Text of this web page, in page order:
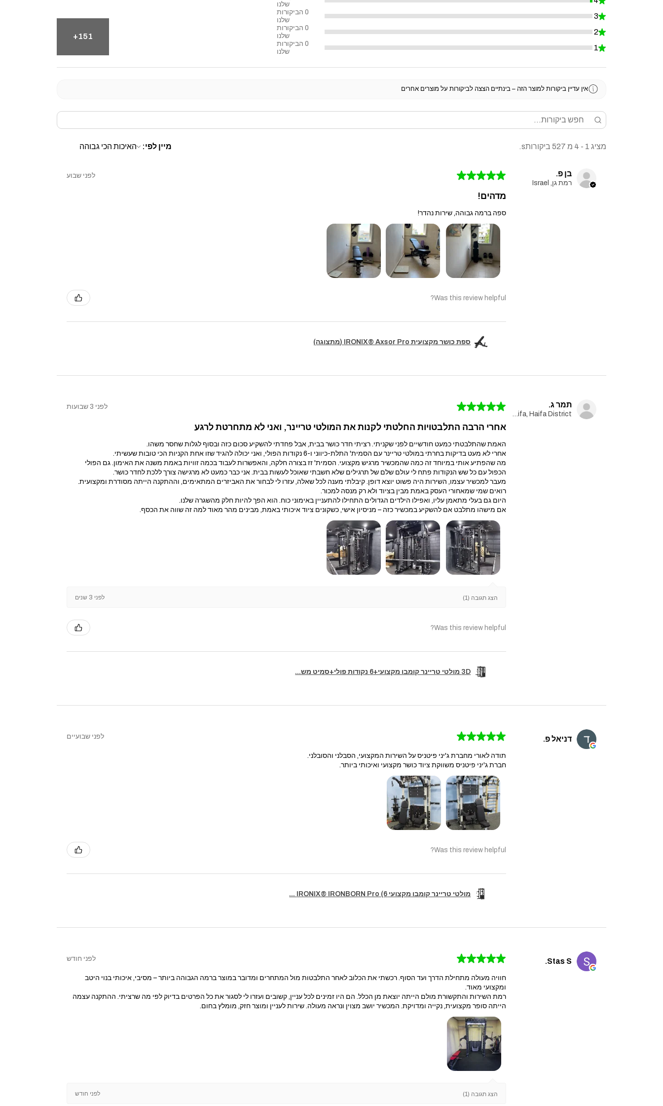
שלנו
★
3
0%
0 הביקורות
שלנו
★
2
0%
0 הביקורות
שלנו
★
1
0%
0 הביקורות
שלנו
151+
אין עדיין ביקורות למוצר הזה – בינתיים הצצה לביקורות על מוצרים אחרים
מציג 1 - 4 מ 527 ביקורותs. מיין לפי:
בן פ.
רמת גן, Israel
★
★
★
★
★ לפני שבוע
מדהים!
ספה ברמה גבוהה, שירות נהדר!
Was this review helpful?
ספת כושר מקצועית IRONIX® Axsor Pro (מתצוגה)
תמר ג.
Haifa, Haifa District
★
★
★
★
★ לפני 3 שבועות
אחרי הרבה התלבטויות החלטתי לקנות את המולטי טריינר, ואני לא מתחרטת לרגע
האמת שהתלבטתי כמעט חודשיים לפני שקניתי. רציתי חדר כושר בבית, אבל פחדתי להשקיע סכום כזה ובסוף לגלות שחסר משהו.
אחרי לא מעט בדיקות בחרתי במולטי טריינר עם הסמית' התלת-כיווני ו-6 נקודות הפולי, ואני יכולה להגיד שזו אחת הקניות הכי טובות שעשיתי.
מה שהפתיע אותי במיוחד זה כמה שהמכשיר מרגיש מקצועי. הסמית' זז בצורה חלקה, והאפשרות לעבוד בכמה זוויות באמת משנה את האימון. גם הפולי
הכפול עם כל שש הנקודות פתח לי עולם שלם של תרגילים שלא חשבתי שאוכל לעשות בבית. אני כבר כמעט לא מרגישה צורך ללכת לחדר כושר.
מעבר למכשיר עצמו, השירות היה פשוט יוצא דופן. קיבלתי מענה לכל שאלה, עזרו לי לבחור את האביזרים המתאימים, וההתקנה הייתה מסודרת ומקצועית.
רואים שמי שמאחורי העסק באמת מבין בציוד ולא רק מנסה למכור.
היום גם בעלי מתאמן עליו, ואפילו הילדים הגדולים התחילו להתעניין באימוני כוח. הוא הפך להיות חלק מהשגרה שלנו.
אם מישהו מתלבט אם להשקיע במכשיר כזה – מניסיון אישי, כשקונים ציוד איכותי באמת, מבינים מהר מאוד למה זה שווה את הכסף.
הצג תגובה (1) לפני 3 שנים
Was this review helpful?
3D מולטי טריינר קומבו מקצועי+6 נקודות פולי+סמיט מש...
דניאל פ. ★
★
★
★
★ לפני שבועיים
תודה לאורי מחברת ג'יני פיטניס על השירות המקצועי, הסבלני והסובלני.
חברת ג'יני פיטניס משווקת ציוד כושר מקצועי ואיכותי ביותר.
Was this review helpful?
מולטי טריינר קומבו מקצועי IRONIX® IRONBORN Pro (6 ...
Stas S.
★
★
★
★
★ לפני חודש
חוויה מעולה מתחילת הדרך ועד הסוף. רכשתי את הכלוב לאחר התלבטות מול המתחרים ומדובר במוצר ברמה הגבוהה ביותר – מסיבי, איכותי בנוי היטב
ומקצועי מאוד.
​רמת השירות והתקשורת מולם הייתה יוצאת מן הכלל. הם היו זמינים לכל עניין, קשובים ועזרו לי לסגור את כל הפרטים בדיוק לפי מה שרציתי. ההתקנה עצמה
הייתה סופר מקצועית, נקייה ומדויקת. המכשיר יושב מצוין ונראה מעולה. שירות לעניין ומוצר חזק, מומלץ בחום.
הצג תגובה (1) לפני חודש